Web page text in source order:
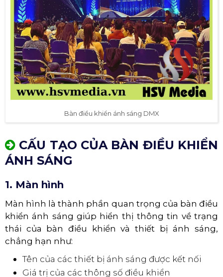
Bàn điều khiển ánh sáng DMX
CẤU TẠO CỦA BÀN ĐIỀU KHIỂN
ÁNH SÁNG
1. Màn hình
Màn hình là thành phần quan trọng của bàn điều
khiển ánh sáng giúp hiển thị thông tin về trạng
thái của bàn điều khiển và thiết bị ánh sáng,
chẳng hạn như:
Tên của các thiết bị ánh sáng được kết nối
Giá trị của các thông số điều khiển